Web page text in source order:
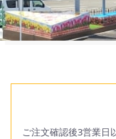
ご注文確認後3営業日